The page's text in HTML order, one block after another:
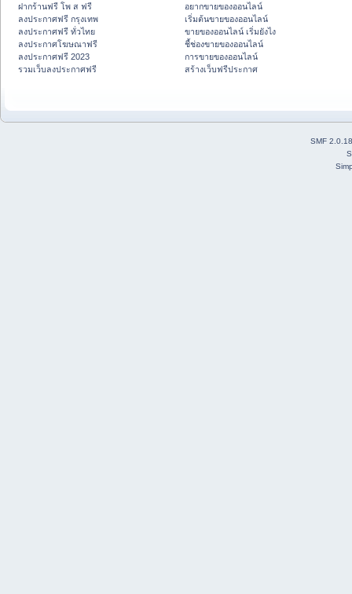
ฝากร้านฟรี โพ ส ฟรี
ลงประกาศฟรี กรุงเทพ
ลงประกาศฟรี ทั่วไทย
ลงประกาศโฆษณาฟรี
ลงประกาศฟรี 2023
รวมเว็บลงประกาศฟรี
อยากขายของออนไลน์
เริ่มต้นขายของออนไลน์
ขายของออนไลน์ เริ่มยังไง
ชี้ช่องขายของออนไลน์
การขายของออนไลน์
สร้างเว็บฟรีประกาศ
SMF 2.0.18